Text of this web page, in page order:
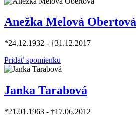
Anežka Melová Obertová
*24.12.1932 - †31.12.2017
Pridať spomienku
Janka Tarabová
*21.01.1963 - †17.06.2012